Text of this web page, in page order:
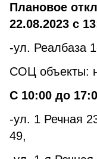
Плановое
22.08.2023 с
-ул. Реалбаза
СОЦ объекты:
С 10:00 до
-ул. 1 Речная
49,